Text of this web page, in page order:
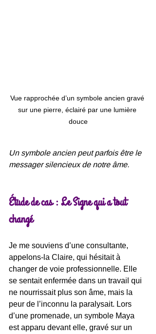
Vue rapprochée d’un symbole ancien gravé
sur une pierre, éclairé par une lumière
douce
Un symbole ancien peut parfois être le
messager silencieux de notre âme.
Étude de cas : Le Signe qui a tout
changé
Je me souviens d’une consultante,
appelons-la Claire, qui hésitait à
changer de voie professionnelle. Elle
se sentait enfermée dans un travail qui
ne nourrissait plus son âme, mais la
peur de l’inconnu la paralysait. Lors
d’une promenade, un symbole Maya
est apparu devant elle, gravé sur un